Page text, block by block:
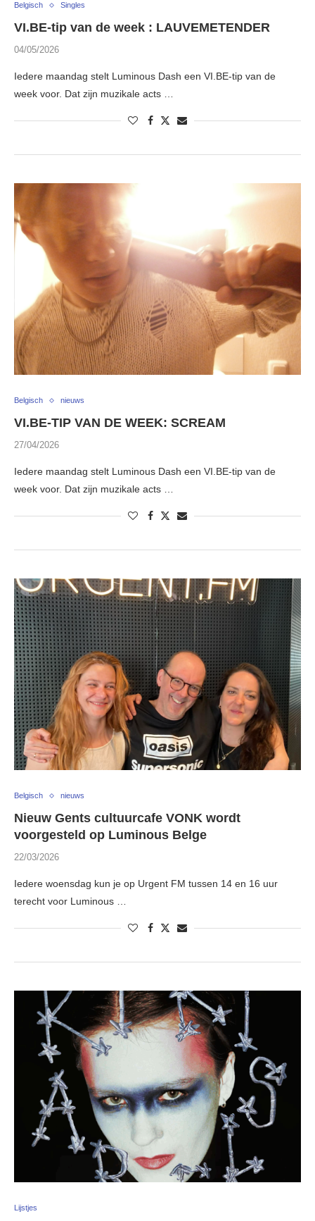
Belgisch Singles
VI.BE-tip van de week : LAUVEMETENDER
04/05/2026
Iedere maandag stelt Luminous Dash een VI.BE-tip van de
week voor. Dat zijn muzikale acts …
Belgisch nieuws
VI.BE-TIP VAN DE WEEK: SCREAM
27/04/2026
Iedere maandag stelt Luminous Dash een VI.BE-tip van de
week voor. Dat zijn muzikale acts …
Belgisch nieuws
Nieuw Gents cultuurcafe VONK wordt
voorgesteld op Luminous Belge
22/03/2026
Iedere woensdag kun je op Urgent FM tussen 14 en 16 uur
terecht voor Luminous …
Lijstjes